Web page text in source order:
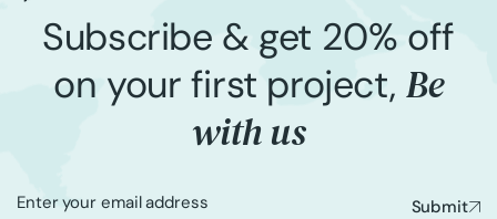
Subscribe & get 20% off
on your first project, Be
with us
Submit